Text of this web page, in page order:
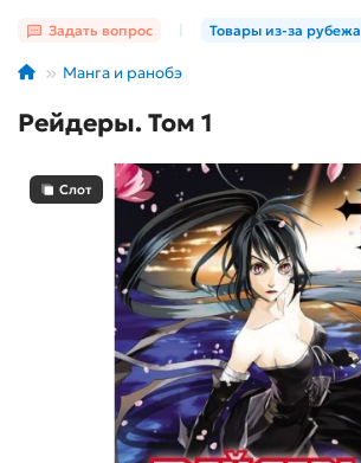
Задать вопрос Товары из-за рубежа
Манга и ранобэ
Рейдеры. Том 1
Слот